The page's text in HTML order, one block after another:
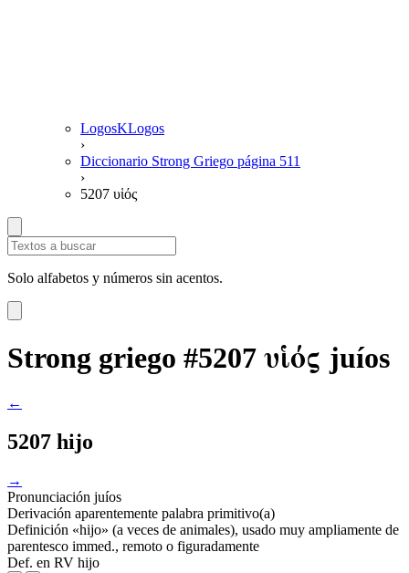
LogosKLogos
›
Diccionario Strong Griego página 511
›
5207 υἱός
Solo alfabetos y números sin acentos.
Strong griego #5207 υἱός juíos
←
5207 hijo
→
Pronunciación juíos
Derivación aparentemente palabra primitivo(a)
Definición «hijo» (a veces de animales), usado muy ampliamente de
parentesco immed., remoto o figuradamente
Def. en RV hijo